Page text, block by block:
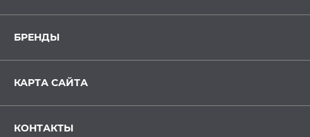
БРЕНДЫ
КАРТА САЙТА
КОНТАКТЫ